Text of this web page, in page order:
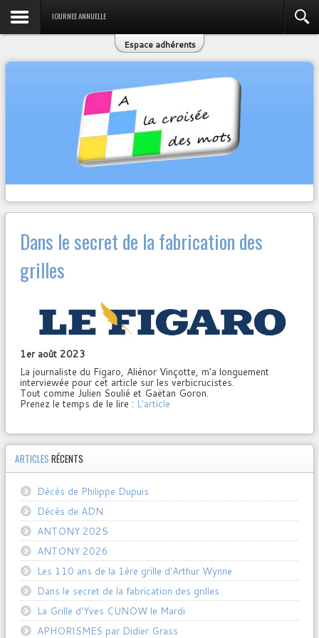
JOURNEE ANNUELLE
Espace adhérents
Dans le secret de la fabrication des
grilles
1er août 2023
La journaliste du Figaro, Aliénor Vinçotte, m'a longuement
interviewée pour cet article sur les verbicrucistes.
Tout comme Julien Soulié et Gaëtan Goron.
Prenez le temps de le lire : L'article
ARTICLES RÉCENTS
Décès de Philippe Dupuis
Décès de ADN
ANTONY 2025
ANTONY 2026
Les 110 ans de la 1ère grille d'Arthur Wynne
Dans le secret de la fabrication des grilles
La Grille d'Yves CUNOW le Mardi
APHORISMES par Didier Grass